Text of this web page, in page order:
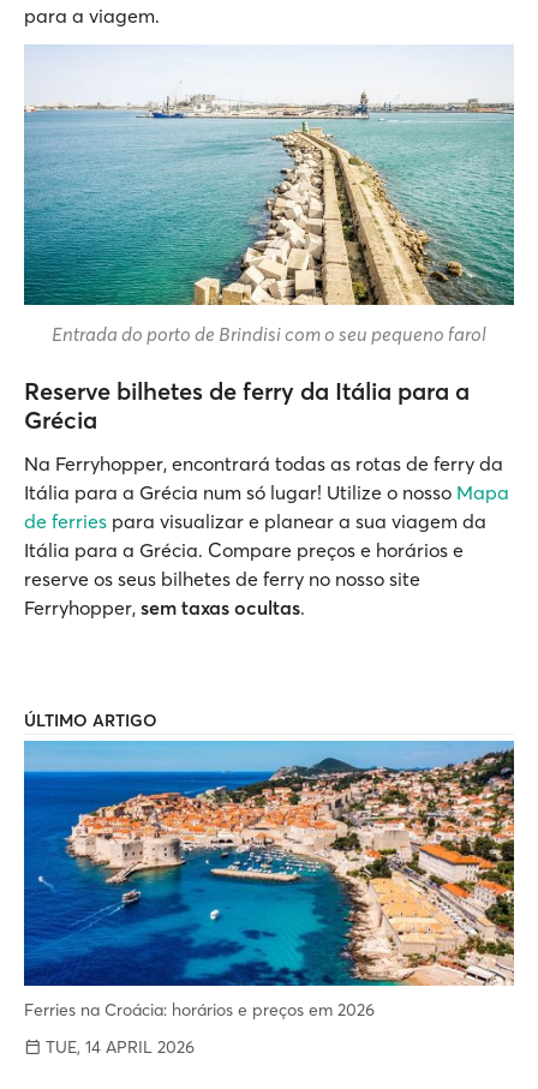
para a viagem.
Entrada do porto de Brindisi com o seu pequeno farol
Reserve bilhetes de ferry da Itália para a
Grécia
Na Ferryhopper, encontrará todas as rotas de ferry da
Itália para a Grécia num só lugar! Utilize o nosso Mapa
de ferries para visualizar e planear a sua viagem da
Itália para a Grécia. Compare preços e horários e
reserve os seus bilhetes de ferry no nosso site
Ferryhopper, sem taxas ocultas.
ÚLTIMO ARTIGO
Ferries na Croácia: horários e preços em 2026
TUE, 14 APRIL 2026